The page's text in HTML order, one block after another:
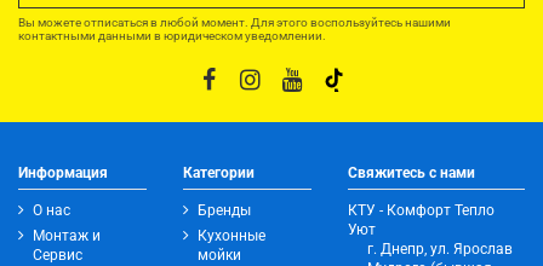
Вы можете отписаться в любой момент. Для этого воспользуйтесь нашими
контактными данными в юридическом уведомлении.
Информация
О нас
Монтаж и
Сервис
Категории
Бренды
Кухонные
мойки
Свяжитесь с нами
КТУ - Комфорт Тепло
Уют
г. Днепр, ул. Ярослав